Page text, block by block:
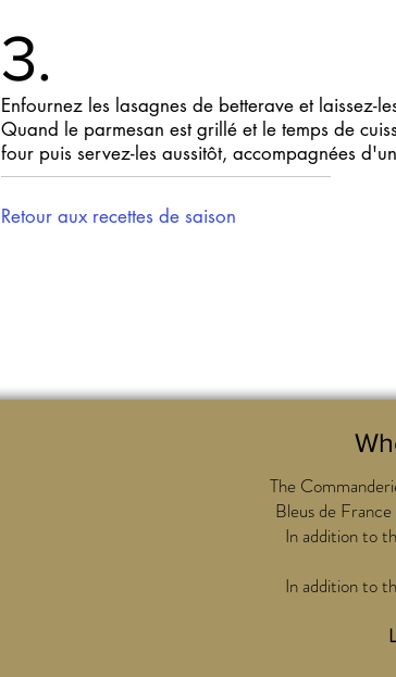
3.
Enfournez les lasagnes de betterave et laissez-
Quand le parmesan est grillé et le temps de
four puis servez-les aussitôt, accompagnées
Retour aux recettes de saison
The
Bleus de France
In addition to
In addition to